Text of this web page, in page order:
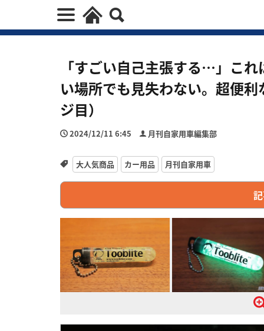
「すごい自己主張する…」こ
い場所でも見失わない。超便
ジ目）
2024/12/11 6:45 月刊自家用車編集部
大人気商品 カー用品 月刊自家用車